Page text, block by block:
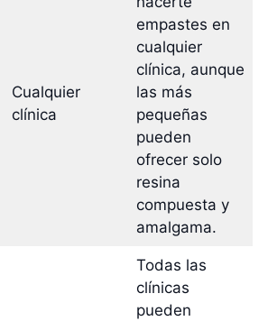
Cualquier
clínica
empastes en
cualquier
clínica, aunque
las más
pequeñas
pueden
ofrecer solo
resina
compuesta y
amalgama.
Todas las
clínicas
pueden